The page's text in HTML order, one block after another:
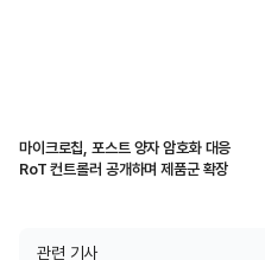
마이크로칩, 포스트 양자 암호화 대응
RoT 컨트롤러 공개하며 제품군 확장
관련 기사